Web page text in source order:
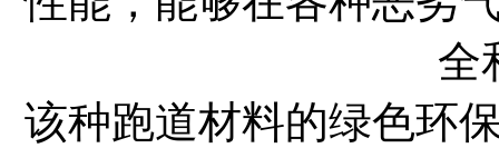
全
该种跑道材料的绿色环